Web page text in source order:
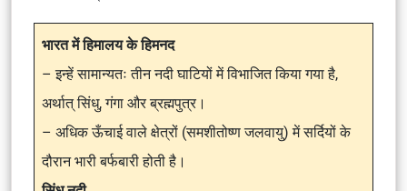
भारत में हिमालय के हिमनद
– इन्हें सामान्यतः तीन नदी घाटियों में विभाजित किया गया है,
अर्थात् सिंधु, गंगा और ब्रह्मपुत्र।
– अधिक ऊँचाई वाले क्षेत्रों (समशीतोष्ण जलवायु) में सर्दियों के
दौरान भारी बर्फबारी होती है।